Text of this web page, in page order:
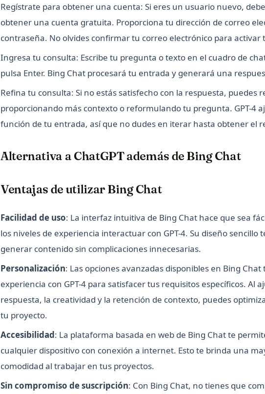
Regístrate para obtener una cuenta: Si eres un usuario nuevo,
obtener una cuenta gratuita. Proporciona tu dirección de correo
contraseña. No olvides confirmar tu correo electrónico para activar
Ingresa tu consulta: Escribe tu pregunta o texto en el cuadro de
pulsa Enter. Bing Chat procesará tu entrada y generará una
Refina tu consulta: Si no estás satisfecho con la respuesta, puedes
proporcionando más contexto o reformulando tu pregunta. GPT-4
función de tu entrada, así que no dudes en iterar hasta obtener el
Alternativa a ChatGPT además de Bing Chat
Ventajas de utilizar Bing Chat
Facilidad de uso: La interfaz intuitiva de Bing Chat hace que sea
los niveles de experiencia interactuar con GPT-4. Su diseño sencillo
generar contenido sin complicaciones innecesarias.
Personalización: Las opciones avanzadas disponibles en Bing
experiencia con GPT-4 para satisfacer tus requisitos específicos. Al
respuesta, la creatividad y la retención de contexto, puedes
tu proyecto.
Accesibilidad: La plataforma basada en web de Bing Chat te
cualquier dispositivo con conexión a internet. Esto te brinda una
comodidad al trabajar en tus proyectos.
Sin compromiso de suscripción: Con Bing Chat, no tienes que